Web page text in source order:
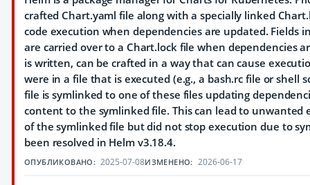
crafted Chart.yaml file along with a specially linked
code execution when dependencies are updated. Fields
are carried over to a Chart.lock file when dependencies
is written, can be crafted in a way that can cause
were in a file that is executed (e.g., a bash.rc file or shell
file is symlinked to one of these files updating
content to the symlinked file. This can lead to unwanted
of the symlinked file but did not stop execution due to
been resolved in Helm v3.18.4.
ОПУБЛИКОВАНО: 2025-07-08ИЗМЕНЕНО: 2026-06-17